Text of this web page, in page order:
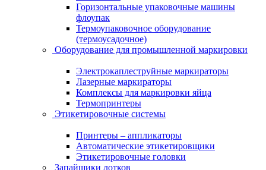
Горизонтальные упаковочные машины
флоупак
Термоупаковочное оборудование
(термоусадочное)
Оборудование для промышленной маркировки
Электрокаплеструйные маркираторы
Лазерные маркираторы
Комплексы для маркировки яйца
Термопринтеры
Этикетировочные системы
Принтеры – аппликаторы
Автоматические этикетировщики
Этикетировочные головки
Запайщики лотков